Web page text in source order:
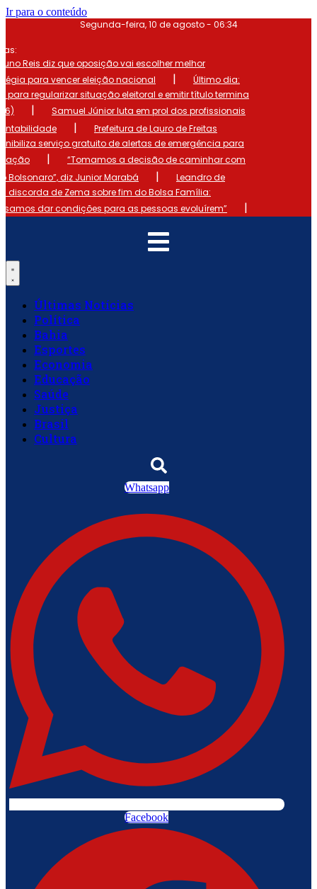
Ir para o conteúdo
Segunda-feira, 10 de agosto - 06:34
Reis diz que oposição vai escolher melhor
para vencer eleição nacional
|
Último dia:
para regularizar situação eleitoral e emitir título termina
|
Samuel Júnior luta em prol dos profissionais
|
Prefeitura de Lauro de Freitas
serviço gratuito de alertas de emergência para
|
“Tomamos a decisão de caminhar com
Bolsonaro”, diz Junior Marabá
|
Leandro de
discorda de Zema sobre fim do Bolsa Família:
dar condições para as pessoas evoluírem”
|
Últimas Notícias
Política
Bahia
Esportes
Economia
Educação
Saúde
Justiça
Brasil
Cultura
Whatsapp
Facebook